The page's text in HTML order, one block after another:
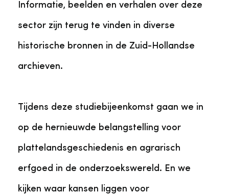
Informatie, beelden en verhalen over deze
sector zijn terug te vinden in diverse
historische bronnen in de Zuid-Hollandse
archieven.
Tijdens deze studiebijeenkomst gaan we in
op de hernieuwde belangstelling voor
plattelandsgeschiedenis en agrarisch
erfgoed in de onderzoekswereld. En we
kijken waar kansen liggen voor